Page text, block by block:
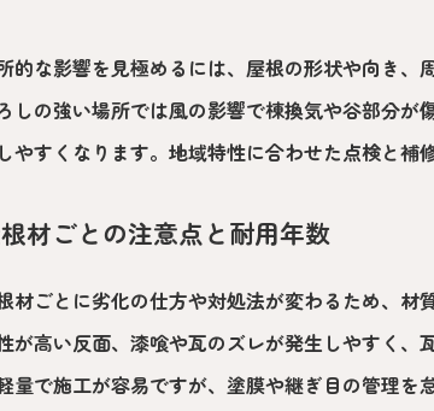
的な影響を見極めるには、屋根の形状や向き、
しの強い場所では風の影響で棟換気や谷部分
やすくなります。地域特性に合わせた点検と補
材ごとの注意点と耐用年数
材ごとに劣化の仕方や対処法が変わるため、
が高い反面、漆喰や瓦のズレが発生しやすく
量で施工が容易ですが、塗膜や継ぎ目の管理